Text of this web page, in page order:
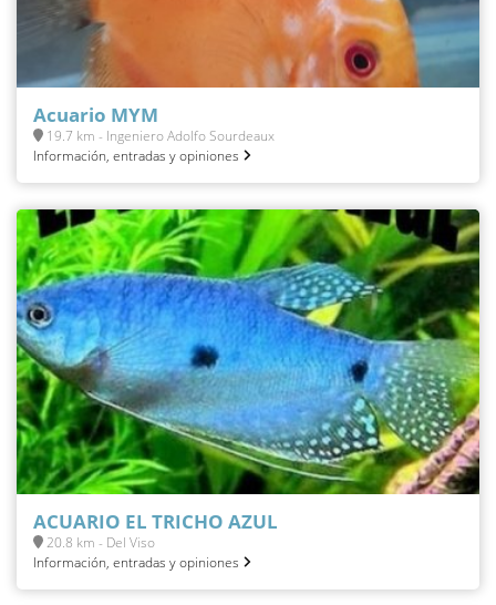
Acuario MYM
19.7 km - Ingeniero Adolfo Sourdeaux
Información, entradas y opiniones
ACUARIO EL TRICHO AZUL
20.8 km - Del Viso
Información, entradas y opiniones